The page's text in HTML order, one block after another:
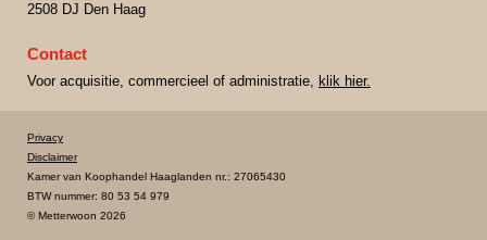
2508 DJ Den Haag
Contact
Voor acquisitie, commercieel of administratie, klik hier.
Privacy
Disclaimer
Kamer van Koophandel Haaglanden nr.: 27065430
BTW nummer: 80 53 54 979
© Metterwoon 2026